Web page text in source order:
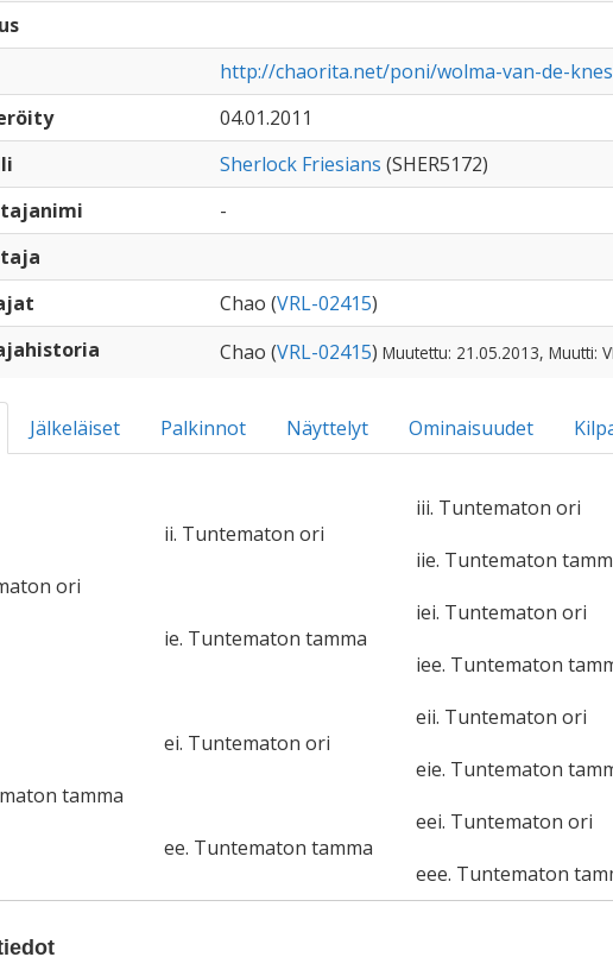
http://chaorita.net/poni/wolma-van-de-
04.01.2011
Sherlock Friesians (SHER5172)
-
Chao (VRL-02415)
Chao (VRL-02415) Muutettu: 21.05.2013, Muutti:
Jälkeläiset Palkinnot Näyttelyt Ominaisuudet
ori
ii. Tuntematon ori
iii. Tuntematon ori
iie. Tuntematon
ie. Tuntematon tamma
iei. Tuntematon ori
iee. Tuntematon
tamma
ei. Tuntematon ori
eii. Tuntematon ori
eie. Tuntematon
ee. Tuntematon tamma
eei. Tuntematon ori
eee. Tuntematon